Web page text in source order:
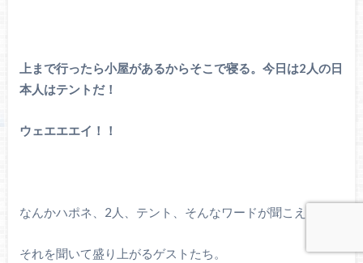
上まで行ったら小屋があるからそこで寝る。今日は2人の日
本人はテントだ！
ウェエエエイ！！
なんかハポネ、2人、テント、そんなワードが聞こえた。
それを聞いて盛り上がるゲストたち。